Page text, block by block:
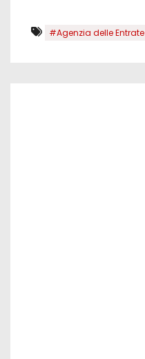
#Agenzia delle Entrate